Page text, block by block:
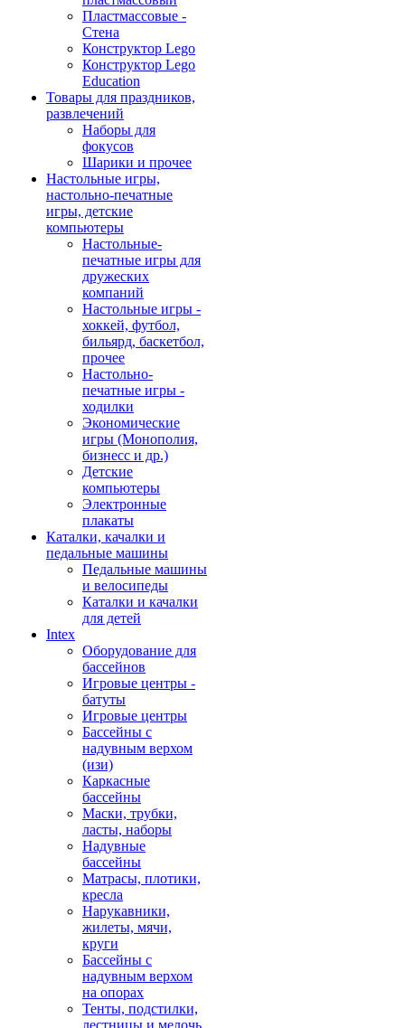
Пластмассовые -
Стена
Конструктор Lego
Конструктор Lego
Education
Товары для праздников,
развлечений
Наборы для
фокусов
Шарики и прочее
Настольные игры,
настольно-печатные
игры, детские
компьютеры
Настольные-
печатные игры для
дружеских
компаний
Настольные игры -
хоккей, футбол,
бильярд, баскетбол,
прочее
Настольно-
печатные игры -
ходилки
Экономические
игры (Монополия,
бизнесс и др.)
Детские
компьютеры
Электронные
плакаты
Каталки, качалки и
педальные машины
Педальные машины
и велосипеды
Каталки и качалки
для детей
Intex
Оборудование для
бассейнов
Игровые центры -
батуты
Игровые центры
Бассейны с
надувным верхом
(изи)
Каркасные
бассейны
Маски, трубки,
ласты, наборы
Надувные
бассейны
Матрасы, плотики,
кресла
Нарукавники,
жилеты, мячи,
круги
Бассейны с
надувным верхом
на опорах
Тенты, подстилки,
лестницы и мелочь